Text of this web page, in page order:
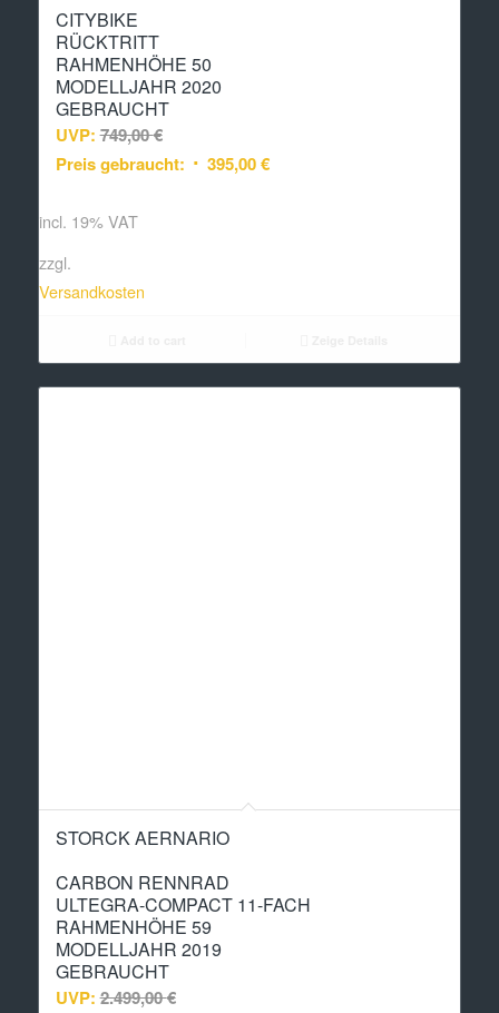
CITYBIKE
RÜCKTRITT
RAHMENHÖHE 50
MODELLJAHR 2020
GEBRAUCHT
UVP: 749,00€
Preis gebraucht:
395,00€
incl. 19% VAT
zzgl.
Versandkosten
STORCK AERNARIO
CARBON RENNRAD
ULTEGRA-COMPACT 11-FACH
RAHMENHÖHE 59
MODELLJAHR 2019
GEBRAUCHT
UVP: 2.499,00€